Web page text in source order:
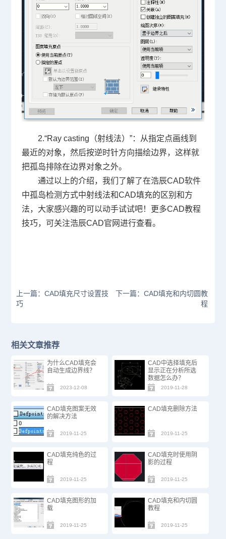
2.“Ray casting（射线法） ”：从指定点画线到
最近的对象，然后按逆时针方向描绘边界，这样就
把孤岛排除在边界对象之外。
通过以上的介绍，我们了解了在浩辰CAD软件
中孤岛检测方式中射线法和CAD填充的区别和方
法，大家感兴趣的可以动手试试吧！更多CAD教程
技巧，可关注浩辰CAD官网进行查看。
上一篇：CAD填充尺寸设置技
巧
下一篇：CAD填充和内切圆教
程
相关文章推荐
为什么CAD填充会
自动生成边界线？
2023-12-08
CAD中选择填充后
显示正在分析所选
数据怎么办？
2019-11-28
CAD填充图案无效
的解决方法
2019-11-25
CAD填充删除方法
2019-11-25
CAD填充纯色的过
程
2019-11-25
CAD填充时使用阴
影的过程
2019-11-25
CAD填充图形的加
载
2019-11-25
CAD填充和内切圆
教程
2019-11-25